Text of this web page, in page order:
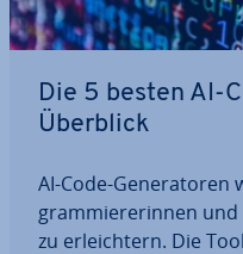
Die 5 besten AI-
Überblick
AI-Code-
gram­mie­re­rin­nen
zu er­leich­tern. Die